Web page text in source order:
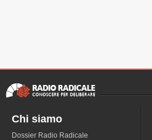
Chi siamo
Dossier Radio Radicale